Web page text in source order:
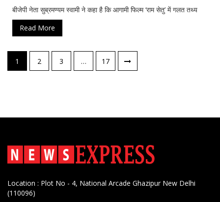
बीजेपी नेता सुब्रमण्यम स्वामी ने कहा है कि आगामी फिल्म ‘राम सेतु’ में गलत तथ्य
Read More
पोस्ट्स
नेविगेशन
1 2 3 … 17
Location : Plot No - 4, National Arcade Ghazipur New Delhi
(110096)